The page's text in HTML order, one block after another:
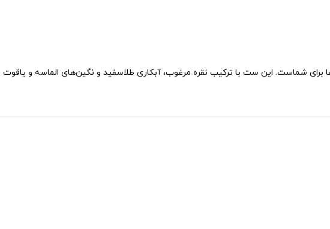
و کیفیت بالا را دارید، ست یاقوت کبود زنانه کد ۱۵۵۶ یکی از بهترین انتخاب‌ها برای شماست. این ست با ترکیب نقره مرغوب، آبکاری طلاسفید و نگین‌های الماسه و یاقوت